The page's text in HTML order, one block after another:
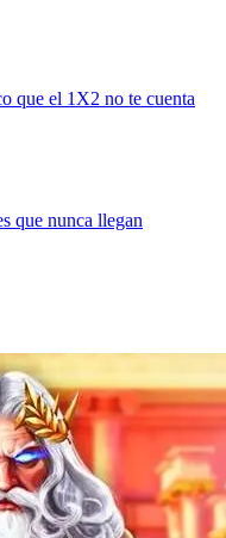
que el 1X2 no te cuenta
que nunca llegan